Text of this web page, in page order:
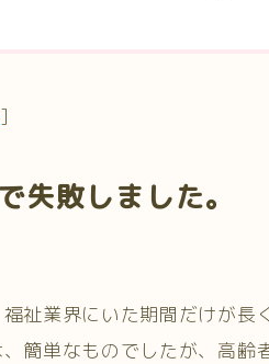
]
失敗しました。
祉業界にいた期間だけが長
簡単なものでしたが、高齢